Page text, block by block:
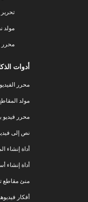
تحرير
مولد
محرر
أدوات
محرر
مولد
محرر فيديو
نص إلى
أداة إنشاء
أداة إنشاء
منئ مقاطع
أفكار